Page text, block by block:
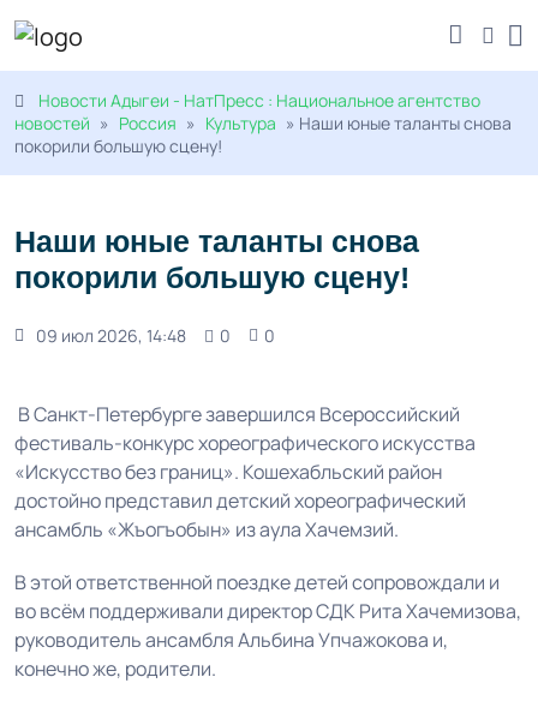
Новости Адыгеи - НатПресс : Национальное агентство
новостей » Россия » Культура » Наши юные таланты снова
покорили большую сцену!
Наши юные таланты снова
покорили большую сцену!
09 июл 2026, 14:48 0 0
В Санкт-Петербурге завершился Всероссийский
фестиваль-конкурс хореографического искусства
«Искусство без границ». Кошехабльский район
достойно представил детский хореографический
ансамбль «Жъогъобын» из аула Хачемзий.
В этой ответственной поездке детей сопровождали и
во всём поддерживали директор СДК Рита Хачемизова,
руководитель ансамбля Альбина Упчажокова и,
конечно же, родители.